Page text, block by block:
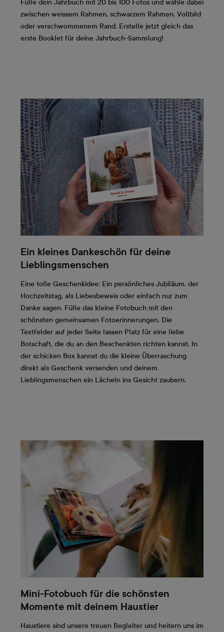
Fülle dein Jahrbuch mit 20 bis 100 Fotos und wähle dabei
zwischen weissem Rahmen, schwarzem Rahmen, Vollbild
oder verschwommenem Rand. Erstelle jetzt gleich das
erste Booklet für deine Jahrbuch-Sammlung!
Ein kleines Dankeschön für deine
Lieblingsmenschen
Eine tolle Geschenkidee: Ein persönliches Jubiläum, der
Hochzeitstag, als Liebesbeweis oder einfach nur zum
Danke sagen. Fülle das kleine Fotobuch mit den
schönsten gemeinsamen Fotoerinnerungen. Die
Textfelder auf jeder Seite lassen Platz für eine liebe
Botschaft, die du an den Beschenkten richten kannst. In
der schicken Box kannst du die kleine Überraschung
direkt als Geschenk versenden und deinem
Lieblingsmenschen ein Lächeln ins Gesicht zaubern.
Mini-Fotobuch für die schönsten
Momente mit deinem Haustier
Haustiere sind unsere treuen Begleiter und heitern uns im